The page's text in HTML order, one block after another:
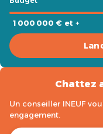
1 000 000 € et +
Chattez
Un conseiller INEUF
engagement.